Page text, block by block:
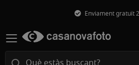
Enviament gratuït